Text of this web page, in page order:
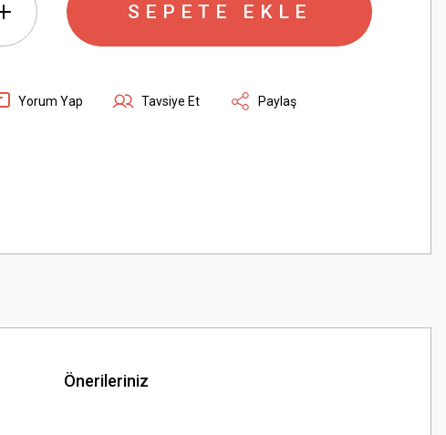
SEPETE EKLE
Yorum Yap Tavsiye Et Paylaş
Önerileriniz